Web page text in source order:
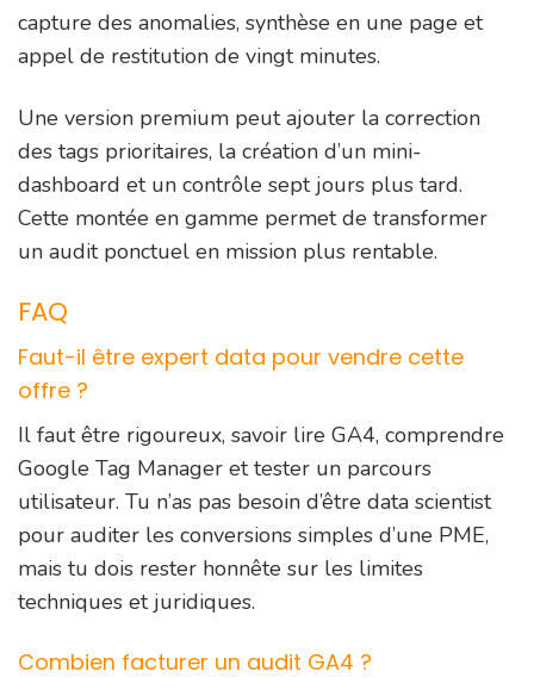
capture des anomalies, synthèse en une page et
appel de restitution de vingt minutes.
Une version premium peut ajouter la correction
des tags prioritaires, la création d’un mini-
dashboard et un contrôle sept jours plus tard.
Cette montée en gamme permet de transformer
un audit ponctuel en mission plus rentable.
FAQ
Faut-il être expert data pour vendre cette
offre ?
Il faut être rigoureux, savoir lire GA4, comprendre
Google Tag Manager et tester un parcours
utilisateur. Tu n’as pas besoin d’être data scientist
pour auditer les conversions simples d’une PME,
mais tu dois rester honnête sur les limites
techniques et juridiques.
Combien facturer un audit GA4 ?